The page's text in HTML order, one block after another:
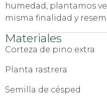
humedad, plantamos
misma finalidad y
Materiales
Corteza de pino extra
Planta rastrera
Semilla de césped